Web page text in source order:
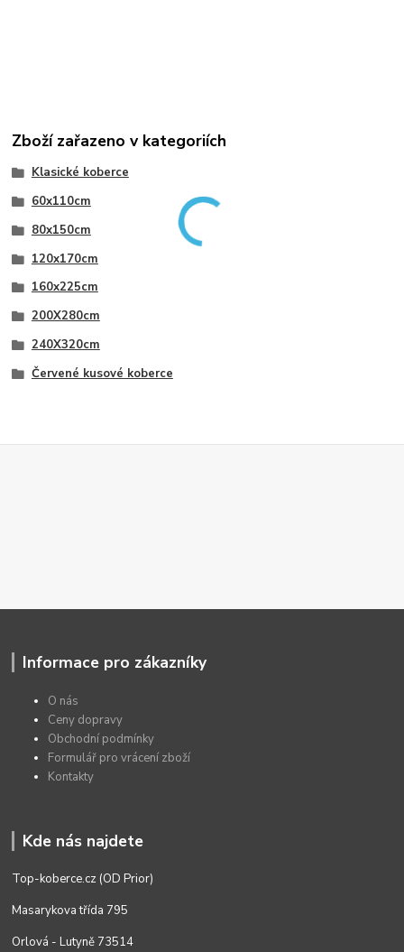
Zboží zařazeno v kategoriích
Klasické koberce
60x110cm
80x150cm
120x170cm
160x225cm
200X280cm
240X320cm
Červené kusové koberce
Informace pro zákazníky
O nás
Ceny dopravy
Obchodní podmínky
Formulář pro vrácení zboží
Kontakty
Kde nás najdete
Top-koberce.cz (OD Prior)
Masarykova třída 795
Orlová - Lutyně 73514